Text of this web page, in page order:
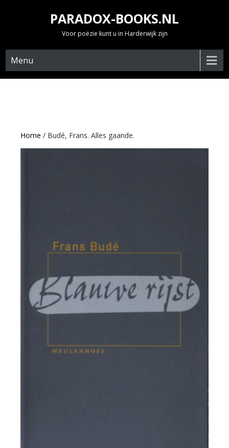
PARADOX-BOOKS.NL
Voor poëzie kunt u in Harderwijk zijn
Menu
Home / Budé, Frans. Alles gaande.